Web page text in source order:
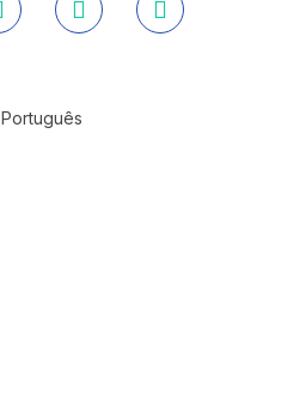
Português